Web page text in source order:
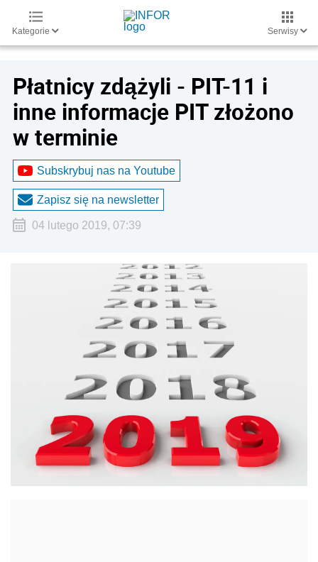
Kategorie Serwisy
Płatnicy zdążyli - PIT-11 i
inne informacje PIT złożono
w terminie
Subskrybuj nas na Youtube
Zapisz się na newsletter
04 lutego 2019, 07:39